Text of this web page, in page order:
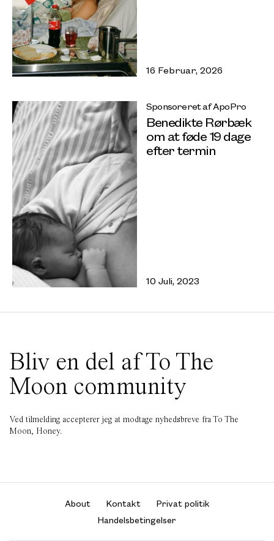
16 Februar, 2026
Sponsoreret af ApoPro
Benedikte Rørbæk
om at føde 19 dage
efter termin
10 Juli, 2023
Bliv en del af To The
Moon community
Ved tilmelding accepterer jeg at modtage nyhedsbreve fra To The
Moon, Honey.
About Kontakt
Privat politik
Handelsbetingelser